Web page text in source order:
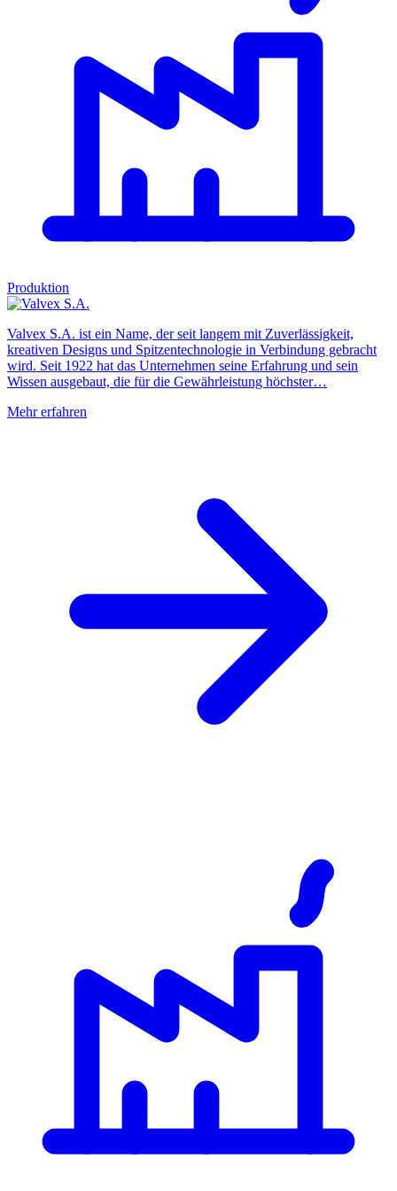
Produktion
Valvex S.A. ist ein Name, der seit langem mit Zuverlässigkeit,
kreativen Designs und Spitzentechnologie in Verbindung gebracht
wird. Seit 1922 hat das Unternehmen seine Erfahrung und sein
Wissen ausgebaut, die für die Gewährleistung höchster…
Mehr erfahren